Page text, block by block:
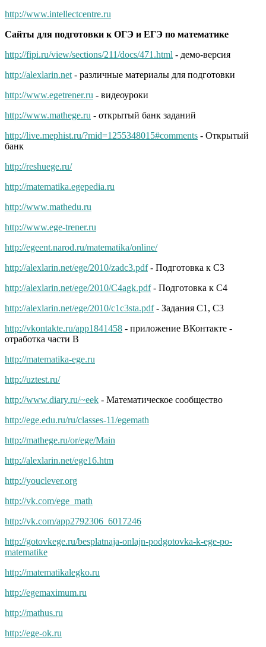
http://www.intellectcentre.ru
Сайты для подготовки к ОГЭ и ЕГЭ по математике
http://fipi.ru/view/sections/211/docs/471.html - демо-версия
http://alexlarin.net - различные материалы для подготовки
http://www.egetrener.ru - видеоуроки
http://www.mathege.ru - открытый банк заданий
http://live.mephist.ru/?mid=1255348015#comments - Открытый
банк
http://reshuege.ru/
http://matematika.egepedia.ru
http://www.mathedu.ru
http://www.ege-trener.ru
http://egeent.narod.ru/matematika/online/
http://alexlarin.net/ege/2010/zadc3.pdf- Подготовка к C3
http://alexlarin.net/ege/2010/C4agk.pdf- Подготовка к С4
http://alexlarin.net/ege/2010/c1c3sta.pdf- Задания С1, С3
http://vkontakte.ru/app1841458 - приложение ВКонтакте -
отработка части В
http://matematika-ege.ru
http://uztest.ru/
http://www.diary.ru/~eek - Математическое сообщество
http://ege.edu.ru/ru/classes-11/egemath
http://mathege.ru/or/ege/Main
http://alexlarin.net/ege16.htm
http://youclever.org
http://vk.com/ege_math
http://vk.com/app2792306_6017246
http://gotovkege.ru/besplatnaja-onlajn-podgotovka-k-ege-po-
matematike
http://matematikalegko.ru
http://egemaximum.ru
http://mathus.ru
http://ege-ok.ru